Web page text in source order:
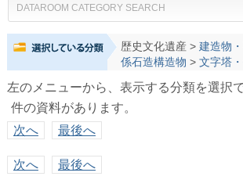
DATAROOM CATEGORY SEARCH
歴史文化遺産> 建造物
係石造構造物 > 文字塔
左のメニューから、表示する分類を選択
件の資料があります。
次へ
最後へ
次へ 最後へ